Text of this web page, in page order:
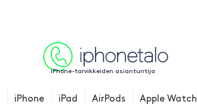
iPhone-tarvikkeiden asiantuntija
iPhone iPad AirPods Apple Watch